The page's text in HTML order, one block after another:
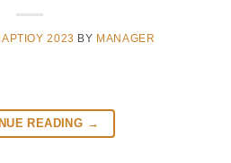
2023 BY MANAGER
READING →